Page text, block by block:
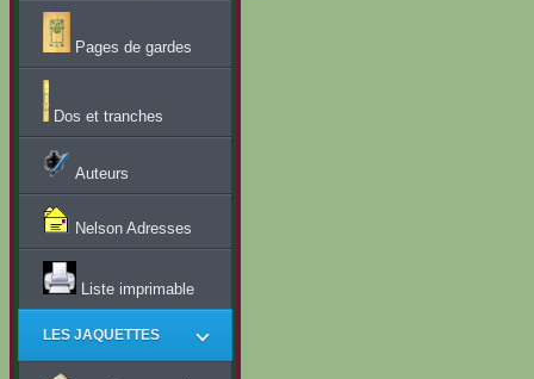
Pages de gardes
Dos et tranches
Auteurs
Nelson Adresses
Liste imprimable
LES JAQUETTES